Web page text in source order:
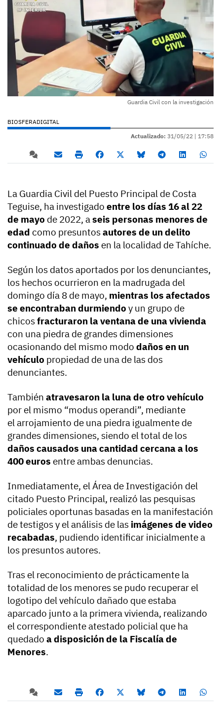
Guardia Civil con la investigación
BIOSFERADIGITAL
Actualizado: 31/05/22 | 17:58
La Guardia Civil del Puesto Principal de Costa
Teguise, ha investigado entre los días 16 al 22
de mayo de 2022, a seis personas menores de
edad como presuntosautores de un delito
continuado de daños en la localidad de Tahíche.
Según los datos aportados por los denunciantes,
los hechos ocurrieron en la madrugada del
domingo día 8 de mayo, mientras los afectados
se encontraban durmiendo y un grupo de
chicosfracturaron la ventana de una vivienda
con una piedra de grandes dimensiones
ocasionando del mismo modo daños en un
vehículo propiedad de una de las dos
denunciantes.
También atravesaron la luna de otro vehículo
por el mismo “modus operandi”, mediante
el arrojamiento de una piedra igualmente de
grandes dimensiones, siendo el total de los
daños causados una cantidad cercana a los
400 euros entre ambas denuncias.
Inmediatamente, el Área de Investigación del
citado Puesto Principal, realizó las pesquisas
policiales oportunas basadas en la manifestación
de testigos y el análisis de las imágenes de video
recabadas, pudiendo identificar inicialmente a
los presuntos autores.
Tras el reconocimiento de prácticamente la
totalidad de los menores se pudo recuperar el
logotipo del vehículo dañado que estaba
aparcado junto a la primera vivienda, realizando
el correspondiente atestado policial que ha
quedado a disposición de la Fiscalía de
Menores.